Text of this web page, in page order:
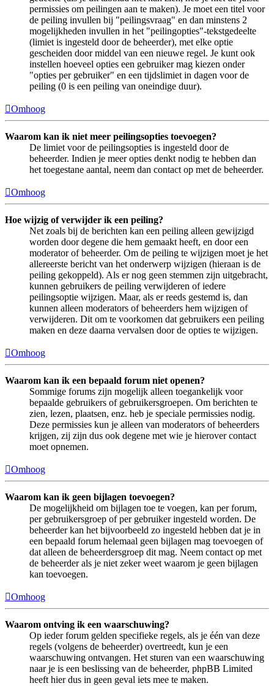
permissies om peilingen aan te maken). Je moet een titel voor
de peiling invullen bij "peilingsvraag" en dan minstens 2
mogelijkheden invullen in het "peilingopties"-tekstgedeelte
(limiet is ingesteld door de beheerder), met elke optie
gescheiden door middel van een nieuwe regel. Je kunt ook
instellen hoeveel opties een gebruiker mag kiezen onder
"opties per gebruiker" en een tijdslimiet in dagen voor de
peiling (0 is een peiling van oneindige duur).
Omhoog
Waarom kan ik niet meer peilingsopties toevoegen?
De limiet voor de peilingsopties is ingesteld door de
beheerder. Indien je meer opties denkt nodig te hebben dan
het toegestane aantal, neem dan contact op met de beheerder.
Omhoog
Hoe wijzig of verwijder ik een peiling?
Net zoals bij de berichten kan een peiling alleen gewijzigd
worden door degene die hem gemaakt heeft, en door een
moderator of beheerder. Om de peiling te wijzigen moet je het
allereerste bericht van het onderwerp wijzigen (hieraan is de
peiling gekoppeld). Als er nog geen stemmen zijn uitgebracht,
kunnen gebruikers de peiling verwijderen of iedere
peilingsoptie wijzigen. Maar, als er reeds gestemd is, dan
kunnen alleen moderators of beheerders hem wijzigen of
verwijderen. Dit om te voorkomen dat gebruikers een peiling
maken en deze daarna vervalsen door de opties te wijzigen.
Omhoog
Waarom kan ik een bepaald forum niet openen?
Sommige forums zijn mogelijk alleen toegankelijk voor
bepaalde gebruikers of gebruikersgroepen. Om berichten te
zien, lezen, plaatsen, enz. heb je speciale permissies nodig.
Deze permissies kun je alleen van moderators of beheerders
krijgen, zij zijn dus ook degene met wie je hierover contact
moet opnemen.
Omhoog
Waarom kan ik geen bijlagen toevoegen?
De mogelijkheid om bijlagen toe te voegen, kan per forum,
per gebruikersgroep of per gebruiker ingesteld worden. De
beheerder kan het bijvoorbeeld zo ingesteld hebben dat je in
een bepaald forum helemaal geen bijlagen mag toevoegen of
dat alleen de beheerdersgroep dit mag. Neem contact op met
de beheerder als je niet zeker weet waarom je geen bijlagen
kan toevoegen.
Omhoog
Waarom ontving ik een waarschuwing?
Op ieder forum gelden specifieke regels, als je één van deze
regels (volgens de beheerder) overtreedt, kun je een
waarschuwing ontvangen. Het sturen van een waarschuwing
naar je is een beslissing van de beheerder, phpBB Limited
heeft hier dus in geen geval iets mee te maken.